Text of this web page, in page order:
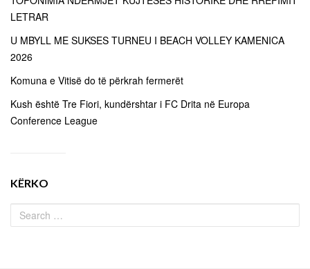
LETRAR
U MBYLL ME SUKSES TURNEU I BEACH VOLLEY KAMENICA
2026
Komuna e Vitisë do të përkrah fermerët
Kush është Tre Fiori, kundërshtar i FC Drita në Europa
Conference League
KËRKO